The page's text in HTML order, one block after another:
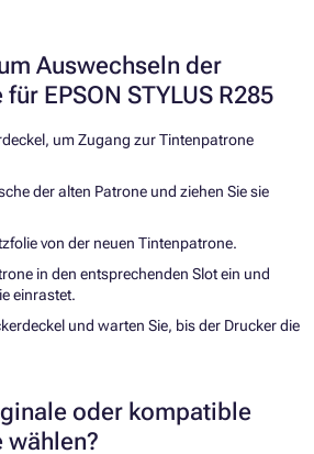
Auswechseln der
EPSON STYLUS R285
um Zugang zur Tintenpatrone
der alten Patrone und ziehen Sie sie
von der neuen Tintenpatrone.
in den entsprechenden Slot ein und
einrastet.
und warten Sie, bis der Drucker die
oder kompatible
wählen?